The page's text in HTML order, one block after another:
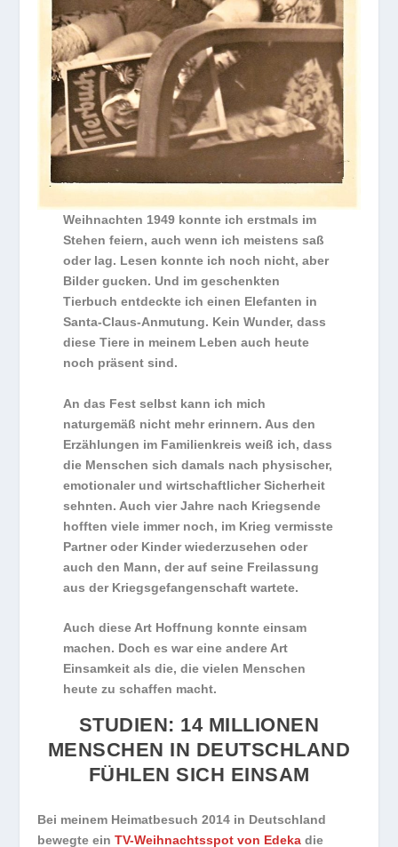
Weihnachten 1949 konnte ich erstmals im
Stehen feiern, auch wenn ich meistens saß
oder lag. Lesen konnte ich noch nicht, aber
Bilder gucken. Und im geschenkten
Tierbuch entdeckte ich einen Elefanten in
Santa-Claus-Anmutung. Kein Wunder, dass
diese Tiere in meinem Leben auch heute
noch präsent sind.
An das Fest selbst kann ich mich
naturgemäß nicht mehr erinnern. Aus den
Erzählungen im Familienkreis weiß ich, dass
die Menschen sich damals nach physischer,
emotionaler und wirtschaftlicher Sicherheit
sehnten. Auch vier Jahre nach Kriegsende
hofften viele immer noch, im Krieg vermisste
Partner oder Kinder wiederzusehen oder
auch den Mann, der auf seine Freilassung
aus der Kriegsgefangenschaft wartete.
Auch diese Art Hoffnung konnte einsam
machen. Doch es war eine andere Art
Einsamkeit als die, die vielen Menschen
heute zu schaffen macht.
STUDIEN: 14 MILLIONEN
MENSCHEN IN DEUTSCHLAND
FÜHLEN SICH EINSAM
Bei meinem Heimatbesuch 2014 in Deutschland
bewegte einTV-Weihnachtsspot von Edeka die